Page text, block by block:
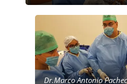
Dr.Marco Antonio